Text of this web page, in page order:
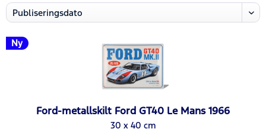
Ny
Ford-metallskilt Ford GT40 Le Mans 1966
30 x 40 cm